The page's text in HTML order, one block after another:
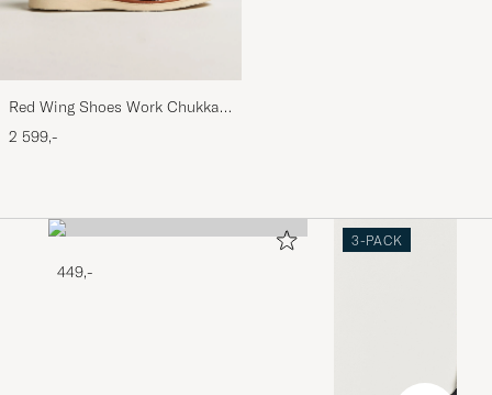
Red Wing Shoes Work Chukka
Briar Oil Slick Leather
2 599,-
449,-
3-PACK